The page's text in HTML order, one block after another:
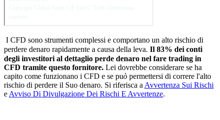
I CFD sono strumenti complessi e comportano un alto rischio di
perdere denaro rapidamente a causa della leva. Il 83% dei conti
degli investitori al dettaglio perde denaro nel fare trading in
CFD tramite questo fornitore. Lei dovrebbe considerare se ha
capito come funzionano i CFD e se può permettersi di correre l'alto
rischio di perdere il Suo denaro. Si riferisca a Avvertenza Sui Rischi
e Avviso Di Divulgazione Dei Rischi E Avvertenze.